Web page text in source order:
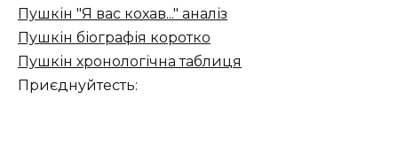
Пушкін "Я вас кохав..." аналіз
Пушкін біографія коротко
Пушкін хронологічна таблиця
Приєднуйтесть: